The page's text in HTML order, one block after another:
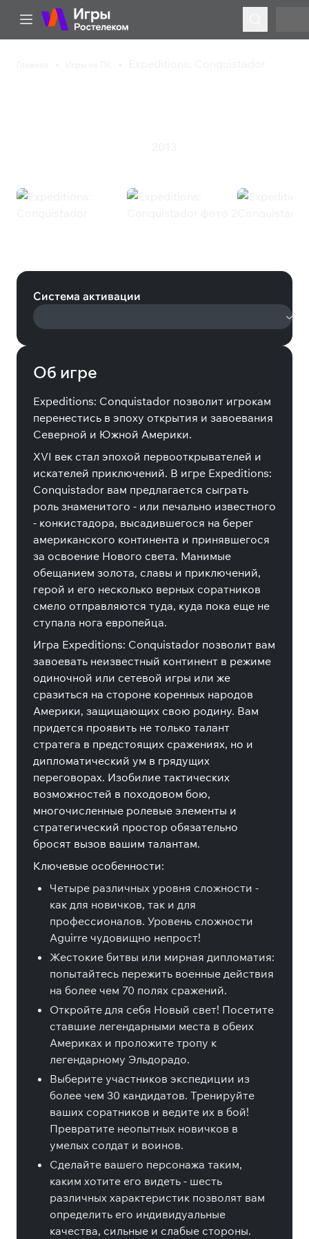
Система активации
Об игре
Expeditions: Conquistador позволит игрокам
перенестись в эпоху открытия и завоевания
Северной и Южной Америки.
XVI век стал эпохой первооткрывателей и
искателей приключений. В игре Expeditions:
Conquistador вам предлагается сыграть
роль знаменитого - или печально известного
- конкистадора, высадившегося на берег
американского континента и принявшегося
за освоение Нового света. Манимые
обещанием золота, славы и приключений,
герой и его несколько верных соратников
смело отправляются туда, куда пока еще не
ступала нога европейца.
Игра Expeditions: Conquistador позволит вам
завоевать неизвестный континент в режиме
одиночной или сетевой игры или же
сразиться на стороне коренных народов
Америки, защищающих свою родину. Вам
придется проявить не только талант
стратега в предстоящих сражениях, но и
дипломатический ум в грядущих
переговорах. Изобилие тактических
возможностей в походовом бою,
многочисленные ролевые элементы и
стратегический простор обязательно
бросят вызов вашим талантам.
Ключевые особенности:
Четыре различных уровня сложности -
как для новичков, так и для
профессионалов. Уровень сложности
Aguirre чудовищно непрост!
Жестокие битвы или мирная дипломатия:
попытайтесь пережить военные действия
на более чем 70 полях сражений.
Откройте для себя Новый свет! Посетите
ставшие легендарными места в обеих
Америках и проложите тропу к
легендарному Эльдорадо.
Выберите участников экспедиции из
более чем 30 кандидатов. Тренируйте
ваших соратников и ведите их в бой!
Превратите неопытных новичков в
умелых солдат и воинов.
Сделайте вашего персонажа таким,
каким хотите его видеть - шесть
различных характеристик позволят вам
определить его индивидуальные
качества, сильные и слабые стороны.